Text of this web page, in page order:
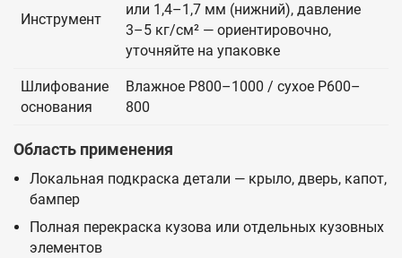
Инструмент
или 1,4–1,7 мм (нижний), давление
3–5 кг/см² — ориентировочно,
уточняйте на упаковке
Шлифование
основания
Влажное P800–1000 / сухое P600–
800
Область применения
Локальная подкраска детали — крыло, дверь, капот,
бампер
Полная перекраска кузова или отдельных кузовных
элементов